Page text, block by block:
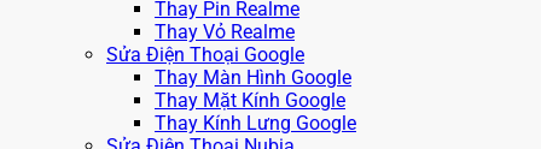
Thay Pin Realme
Thay Vỏ Realme
Sửa Điện Thoại Google
Thay Màn Hình Google
Thay Mặt Kính Google
Thay Kính Lưng Google